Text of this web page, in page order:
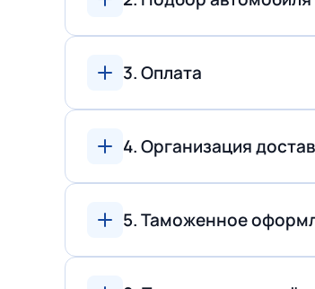
3. Оплата
4. Организация
5. Таможенное